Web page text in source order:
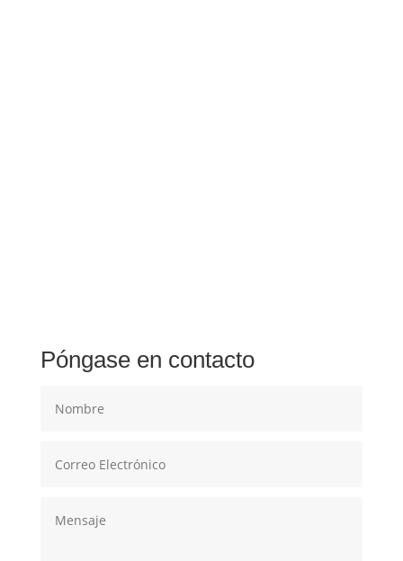
Póngase en contacto